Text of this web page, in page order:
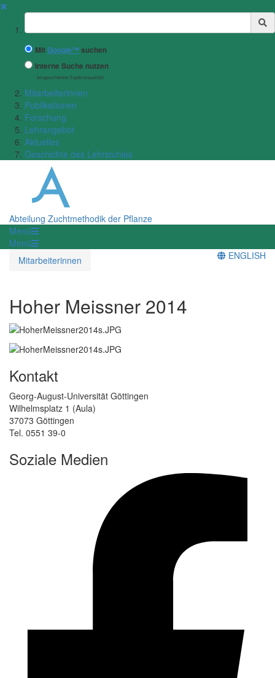
✖
Suchbegriff
MitGoogle™ suchen
Interne Suche nutzen
(eingeschränkte Ergebnisqualität)
Mitarbeiterinnen
Publikationen
Forschung
Lehrangebot
Aktuelles
Geschichte des Lehrstuhles
Abteilung Zuchtmethodik der Pflanze
Menü
Menü
Mitarbeiterinnen
ENGLISH
Hoher Meissner 2014
Kontakt
Georg-August-Universität Göttingen
Wilhelmsplatz 1 (Aula)
37073 Göttingen
Tel. 0551 39-0
Soziale Medien